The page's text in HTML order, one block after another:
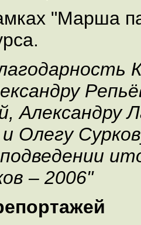
"Марша
Александру
Олегу
– 2006"